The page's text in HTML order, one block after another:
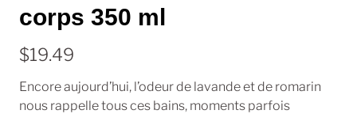
corps 350 ml
$19.49
Encore aujourd’hui, l’odeur de lavande et de romarin
nous rappelle tous ces bains, moments parfois